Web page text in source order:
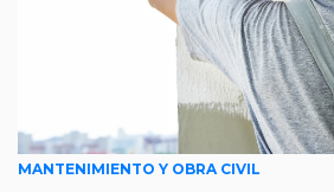
MANTENIMIENTO Y OBRA CIVIL